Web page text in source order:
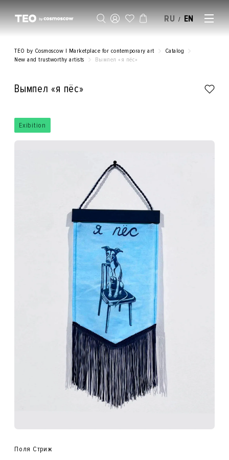
RU / EN
TEO by Cosmoscow | Marketplace for contemporary art
Catalog
New and trustworthy artists
Вымпел «я пёс»
Вымпел «я пёс»
Exibition
Поля Стриж